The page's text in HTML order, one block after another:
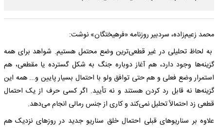
محمد زعیم‌زاده، سردبیر روزنامه «فرهیختگان» نوشت:
به لحاظ تحلیلی در غیر قطعی‌ترین وضع محتمل هستیم. شواهد برای همه
گزینه‌ها وجود دارد، هم آغاز دوباره جنگ به شکل گسترده یا مقطعی، هم
استمرار وضع فعلى و هم حتى توافق ولو با احتمال بسیار پایین و... همه این
گزینه‌ها نه قابل رد کردن هستند و نه تأیید. اگر کسی حرف از یک احتمال
قطعی زد احتمالاً تحلیل نمی‌کند و کاری از جنس رمالی انجام می‌دهد.
علاوه بر سناریو‌های قبلی احتمال خلق سناریو جدید در روزهای نزدیک هم